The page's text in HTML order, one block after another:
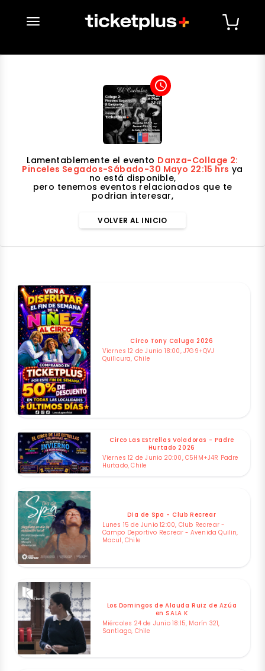
desplegar navegación
access_time
Lamentablemente el evento Danza-Collage 2:
Pinceles Segados-Sábado-30 Mayo 22:15 hrs ya
no está disponible,
pero tenemos eventos relacionados que te
podrian interesar,
VOLVER AL INICIO
Circo Tony Caluga 2026
Viernes 12 de Junio 18:00, J7G9+QVJ
Quilicura, Chile
Circo Las Estrellas Voladoras - Padre
Hurtado 2026
Viernes 12 de Junio 20:00, C5HM+J4R Padre
Hurtado, Chile
Dia de Spa - Club Recrear
Lunes 15 de Junio 12:00, Club Recrear -
Campo Deportivo Recrear - Avenida Quilin,
Macul, Chile
Los Domingos de Alauda Ruiz de Azúa
en SALA K
Miércoles 24 de Junio 18:15, Marín 321,
Santiago, Chile